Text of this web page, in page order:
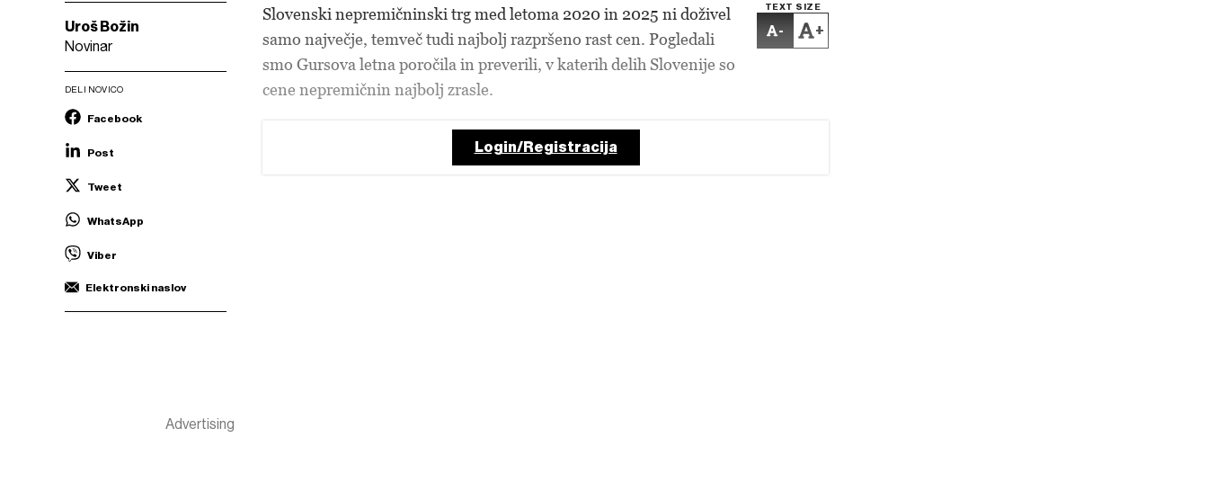
Uroš Božin
Novinar
DELI NOVICO
Facebook
Post
Tweet
WhatsApp
Viber
Elektronski naslov
TEXT SIZE
- +
Slovenski nepremičninski trg med letoma 2020 in 2025 ni doživel
samo največje, temveč tudi najbolj razpršeno rast cen. Pogledali
smo Gursova letna poročila in preverili, v katerih delih Slovenije so
cene nepremičnin najbolj zrasle.
Login/Registracija